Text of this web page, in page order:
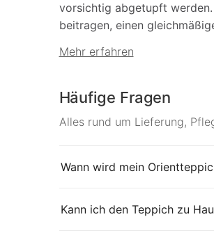
vorsichtig abgetupft
beitragen, einen
Mehr erfahren
Häufige Fragen
Alles rund um Lieferung,
Wann wird mein
Kann ich den Teppich zu